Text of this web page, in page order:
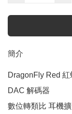
簡介
DragonFly Red
DAC 解碼器
數位轉類比 耳機